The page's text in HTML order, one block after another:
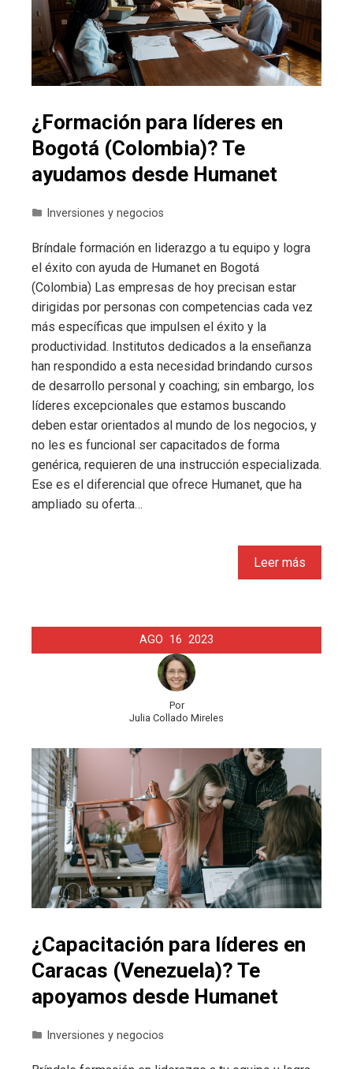
¿Formación para líderes en
Bogotá (Colombia)? Te
ayudamos desde Humanet
Inversiones y negocios
Bríndale formación en liderazgo a tu equipo y logra
el éxito con ayuda de Humanet en Bogotá
(Colombia) Las empresas de hoy precisan estar
dirigidas por personas con competencias cada vez
más específicas que impulsen el éxito y la
productividad. Institutos dedicados a la enseñanza
han respondido a esta necesidad brindando cursos
de desarrollo personal y coaching; sin embargo, los
líderes excepcionales que estamos buscando
deben estar orientados al mundo de los negocios, y
no les es funcional ser capacitados de forma
genérica, requieren de una instrucción especializada.
Ese es el diferencial que ofrece Humanet, que ha
ampliado su oferta…
Leer más
AGO 16 2023
Por
Julia Collado Mireles
¿Capacitación para líderes en
Caracas (Venezuela)? Te
apoyamos desde Humanet
Inversiones y negocios